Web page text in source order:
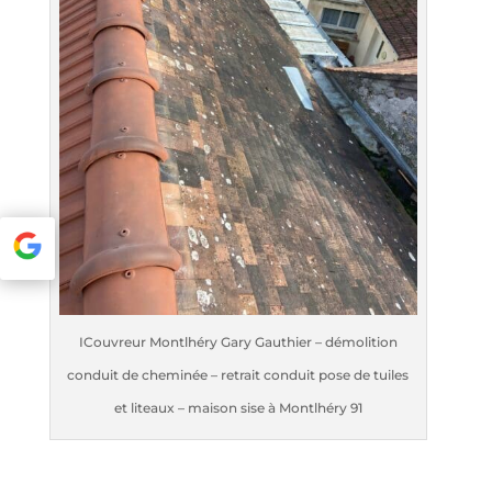
ICouvreur Montlhéry Gary Gauthier – démolition
conduit de cheminée – retrait conduit pose de tuiles
et liteaux – maison sise à Montlhéry 91